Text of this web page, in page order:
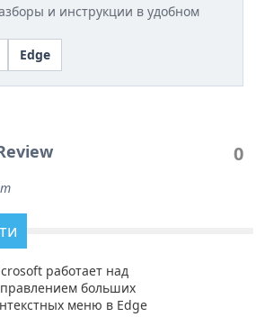
и инструкции в удобном
Edge
0
работает над
больших
меню в Edge